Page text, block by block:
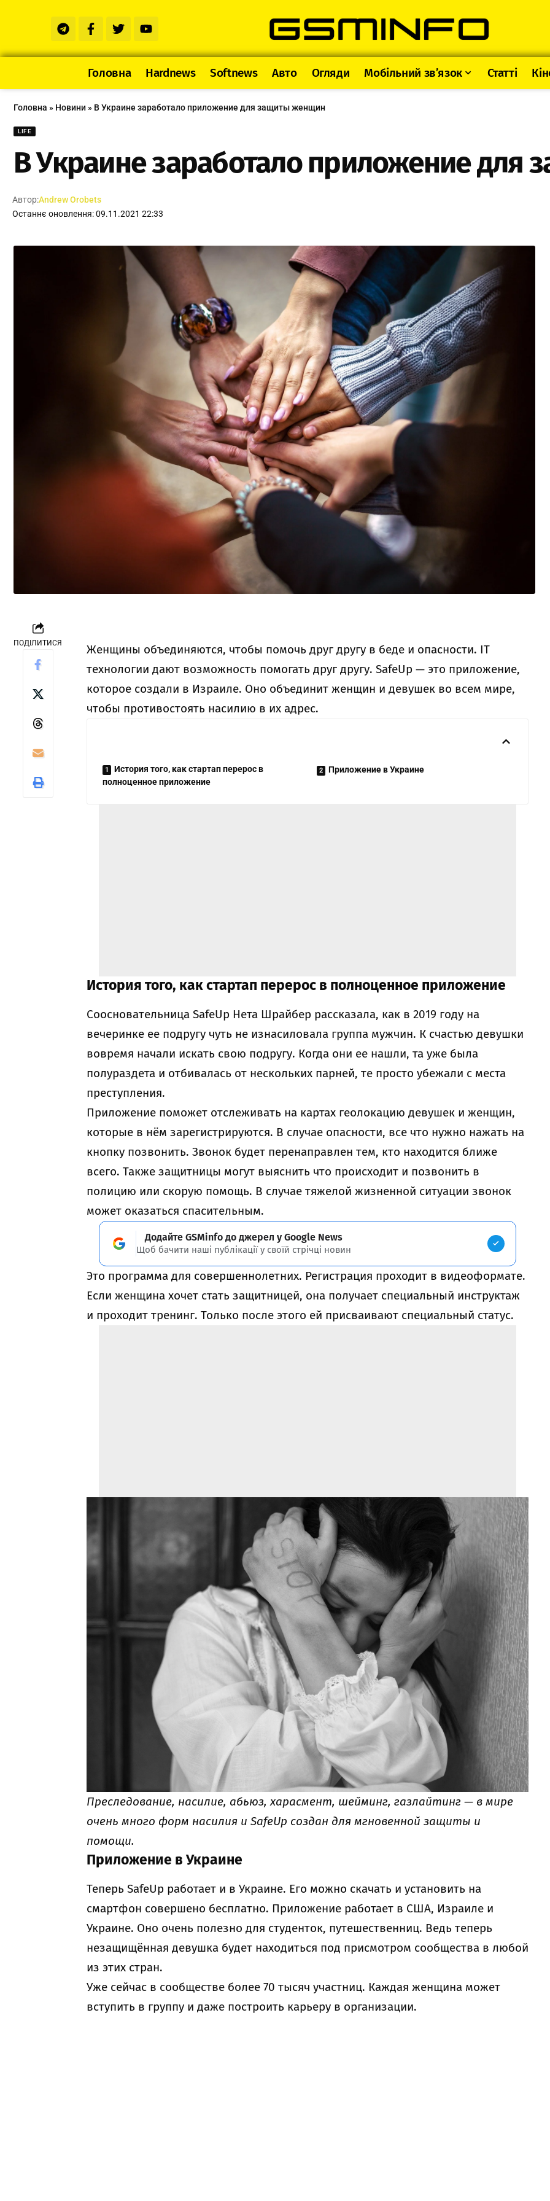
Головна Hardnews Softnews Авто Огляди Мобільний зв’язок Статті
Головна » Новини» В Украине заработало приложение для защиты женщин
LIFE
В Украине заработало приложение для
Останнє оновлення: 09.11.2021 22:33
Автор:Andrew Orobets
ПОДІЛИТИСЯ
Женщины объединяются, чтобы помочь друг другу в беде и опасности. IT
технологии дают возможность помогать друг другу. SafeUp — это приложение,
которое создали в Израиле. Оно объединит женщин и девушек во всем мире,
чтобы противостоять насилию в их адрес.
История того, как стартап перерос в
полноценное приложение
Приложение в Украине
История того, как стартап перерос в полноценное приложение
Соосновательница SafeUp Нета Шрайбер рассказала, как в 2019 году на
вечеринке ее подругу чуть не изнасиловала группа мужчин. К счастью девушки
вовремя начали искать свою подругу. Когда они ее нашли, та уже была
полураздета и отбивалась от нескольких парней, те просто убежали с места
преступления.
Приложение поможет отслеживать на картах геолокацию девушек и женщин,
которые в нём зарегистрируются. В случае опасности, все что нужно нажать на
кнопку позвонить. Звонок будет перенаправлен тем, кто находится ближе
всего. Также защитницы могут выяснить что происходит и позвонить в
полицию или скорую помощь. В случае тяжелой жизненной ситуации звонок
может оказаться спасительным.
Додайте GSMinfo до джерел у Google News
Щоб бачити наші публікації у своїй стрічці новин
Это программа для совершеннолетних. Регистрация проходит в видеоформате.
Если женщина хочет стать защитницей, она получает специальный инструктаж
и проходит тренинг. Только после этого ей присваивают специальный статус.
Преследование, насилие, абьюз, харасмент, шейминг, газлайтинг — в мире
очень много форм насилия и SafeUp создан для мгновенной защиты и
помощи.
Приложение в Украине
Теперь SafeUp работает и в Украине. Его можно скачать и установить на
смартфон совершено бесплатно. Приложение работает в США, Израиле и
Украине. Оно очень полезно для студенток, путешественниц. Ведь теперь
незащищённая девушка будет находиться под присмотром сообщества в любой
из этих стран.
Уже сейчас в сообществе более 70 тысяч участниц. Каждая женщина может
вступить в группу и даже построить карьеру в организации.